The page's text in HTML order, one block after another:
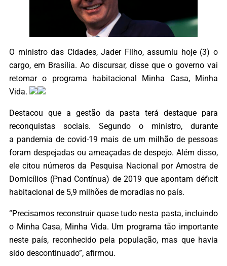
O ministro das Cidades, Jader Filho, assumiu hoje (3) o
cargo, em Brasília. Ao discursar, disse que o governo vai
retomar o programa habitacional Minha Casa, Minha
Vida.
Destacou que a gestão da pasta terá destaque para
reconquistas sociais. Segundo o ministro, durante
a pandemia de covid-19 mais de um milhão de pessoas
foram despejadas ou ameaçadas de despejo. Além disso,
ele citou números da Pesquisa Nacional por Amostra de
Domicílios (Pnad Contínua) de 2019 que apontam déficit
habitacional de 5,9 milhões de moradias no país.
“Precisamos reconstruir quase tudo nesta pasta, incluindo
o Minha Casa, Minha Vida. Um programa tão importante
neste país, reconhecido pela população, mas que havia
sido descontinuado”, afirmou.